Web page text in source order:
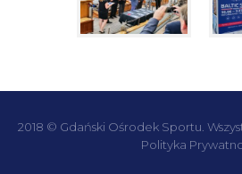
2018 © Gdański Ośrodek Sportu.
Polityka